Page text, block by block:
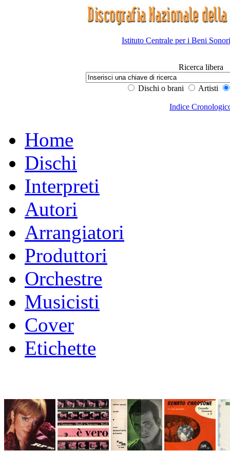
Istituto Centrale per i Beni
Ricerca libera
Dischi o brani Artisti
Indice
Home
Dischi
Interpreti
Autori
Arrangiatori
Produttori
Orchestre
Musicisti
Cover
Etichette